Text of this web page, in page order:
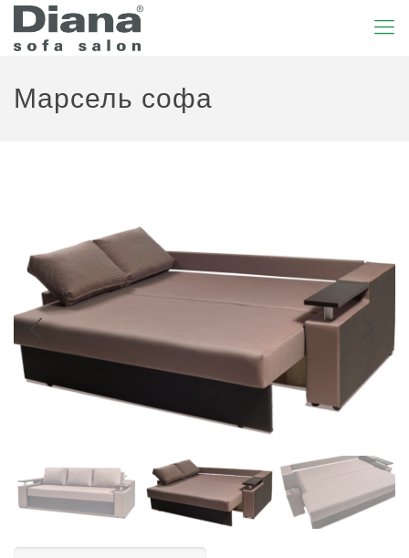
Марсель софа